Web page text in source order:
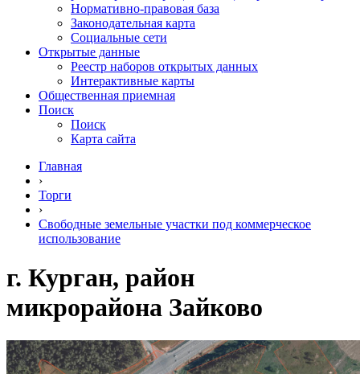
Нормативно-правовая база
Законодательная карта
Социальные сети
Открытые данные
Реестр наборов открытых данных
Интерактивные карты
Общественная приемная
Поиск
Поиск
Карта сайта
Главная
›
Торги
›
Свободные земельные участки под коммерческое
использование
г. Курган, район
микрорайона Зайково